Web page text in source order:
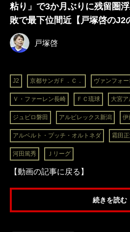
粘り」で3か月ぶりに残留圏
敗で最下位間近【戸塚啓のJ2
戸塚啓
J2 京都サンガＦ．Ｃ． ヴァンフォ
Ｖ・ファーレン長崎 ＦＣ琉球 大宮ア
ジュビロ磐田 アルビレックス新潟 伊
アルベルト・プッチ・オルトネダ 霜田
河田篤秀 Ｊリーグ
【動画の記事に戻る】
続きを読む